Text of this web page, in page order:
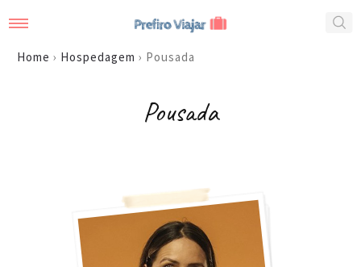
Home › Hospedagem › Pousada
Pousada